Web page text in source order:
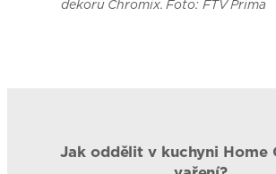
dekoru Chromix. Foto: FTV Prima
Jak oddělit v kuchyni Home